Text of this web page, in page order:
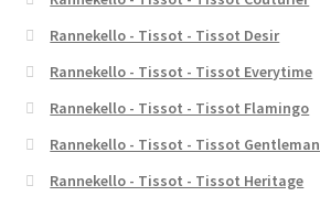
Rannekello - Tissot - Tissot Desir
Rannekello - Tissot - Tissot Everytime
Rannekello - Tissot - Tissot Flamingo
Rannekello - Tissot - Tissot Gentleman
Rannekello - Tissot - Tissot Heritage